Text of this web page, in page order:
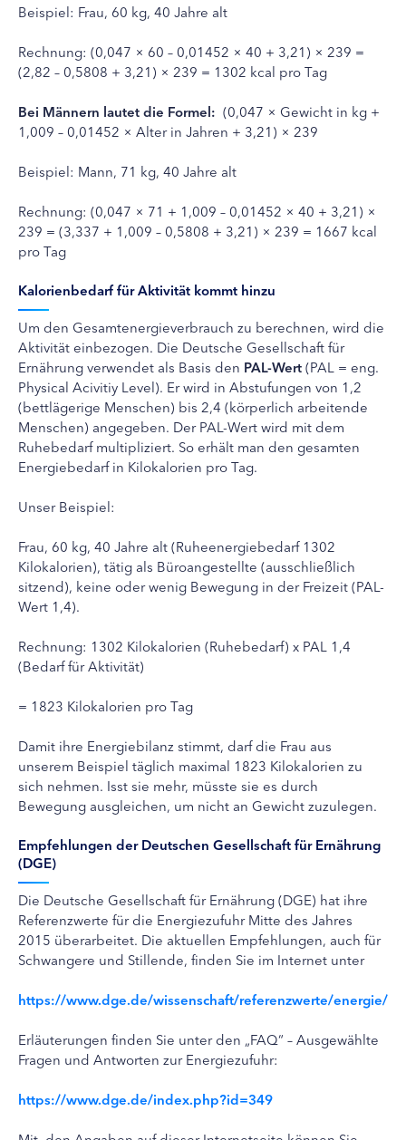
Beispiel: Frau, 60 kg, 40 Jahre alt
Rechnung: (0,047 × 60 – 0,01452 × 40 + 3,21) × 239 =
(2,82 – 0,5808 + 3,21) × 239 = 1302 kcal pro Tag
Bei Männern lautet die Formel: (0,047 × Gewicht in kg +
1,009 – 0,01452 × Alter in Jahren + 3,21) × 239
Beispiel: Mann, 71 kg, 40 Jahre alt
Rechnung: (0,047 × 71 + 1,009 – 0,01452 × 40 + 3,21) ×
239 = (3,337 + 1,009 – 0,5808 + 3,21) × 239 = 1667 kcal
pro Tag
Kalorienbedarf für Aktivität kommt hinzu
Um den Gesamtenergieverbrauch zu berechnen, wird die
Aktivität einbezogen. Die Deutsche Gesellschaft für
Ernährung verwendet als Basis den PAL-Wert(PAL = eng.
Physical Acivitiy Level). Er wird in Abstufungen von 1,2
(bettlägerige Menschen) bis 2,4 (körperlich arbeitende
Menschen) angegeben. Der PAL-Wert wird mit dem
Ruhebedarf multipliziert. So erhält man den gesamten
Energiebedarf in Kilokalorien pro Tag.
Unser Beispiel:
Frau, 60 kg, 40 Jahre alt (Ruheenergiebedarf 1302
Kilokalorien), tätig als Büroangestellte (ausschließlich
sitzend), keine oder wenig Bewegung in der Freizeit (PAL-
Wert 1,4).
Rechnung: 1302 Kilokalorien (Ruhebedarf) x PAL 1,4
(Bedarf für Aktivität)
= 1823 Kilokalorien pro Tag
Damit ihre Energiebilanz stimmt, darf die Frau aus
unserem Beispiel täglich maximal 1823 Kilokalorien zu
sich nehmen. Isst sie mehr, müsste sie es durch
Bewegung ausgleichen, um nicht an Gewicht zuzulegen.
Empfehlungen der Deutschen Gesellschaft für Ernährung
(DGE)
Die Deutsche Gesellschaft für Ernährung (DGE) hat ihre
Referenzwerte für die Energiezufuhr Mitte des Jahres
2015 überarbeitet. Die aktuellen Empfehlungen, auch für
Schwangere und Stillende, finden Sie im Internet unter
https://www.dge.de/wissenschaft/referenzwerte/energie/
Erläuterungen finden Sie unter den „FAQ“ – Ausgewählte
Fragen und Antworten zur Energiezufuhr:
https://www.dge.de/index.php?id=349